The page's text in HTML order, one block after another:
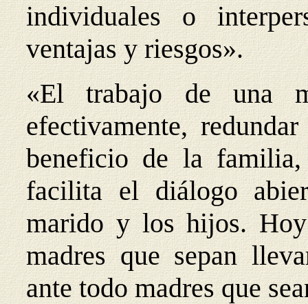
individuales o
ventajas y riesgos».
«El trabajo de una
efectivamente,
beneficio de la
facilita el diálogo
marido y los hijos.
madres que sepan
ante todo madres que